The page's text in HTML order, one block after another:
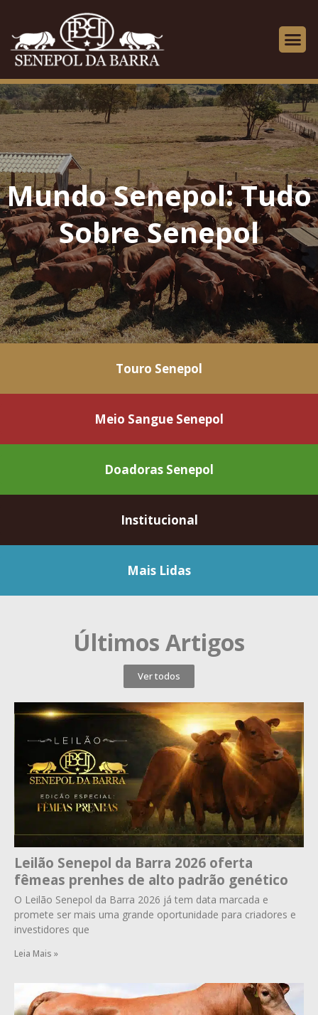
Mundo Senepol: Tudo
Sobre Senepol
Touro Senepol
Meio Sangue Senepol
Doadoras Senepol
Institucional
Mais Lidas
Últimos Artigos
Ver todos
Leilão Senepol da Barra 2026 oferta
fêmeas prenhes de alto padrão genético
O Leilão Senepol da Barra 2026 já tem data marcada e
promete ser mais uma grande oportunidade para criadores e
investidores que
Leia Mais »